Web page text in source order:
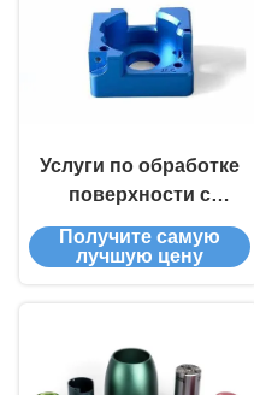
Услуги по обработке
поверхности с
точностью
анодирования
Получите самую
лучшую цену